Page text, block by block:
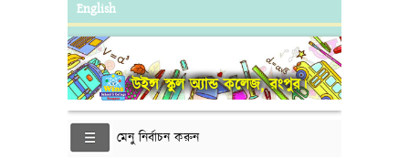
English
উইন্স স্কুল অ্যান্ড কলেজ, রংপুর।
মেনু নির্বাচন করুন